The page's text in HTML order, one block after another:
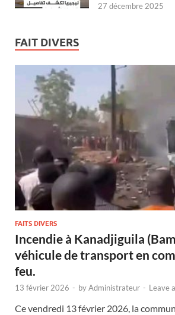
27 décembre 2025
FAIT DIVERS
FAITS DIVERS
Incendie à Kanadjiguila
véhicule de transport en
feu.
13 février 2026 - byAdministrateur - Leave
Ce vendredi 13 février 2026, la